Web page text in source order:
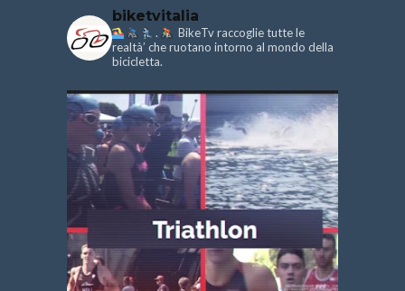
biketvitalia
.
BikeTv raccoglie tutte le
realtà’ che ruotano intorno al mondo della
bicicletta.